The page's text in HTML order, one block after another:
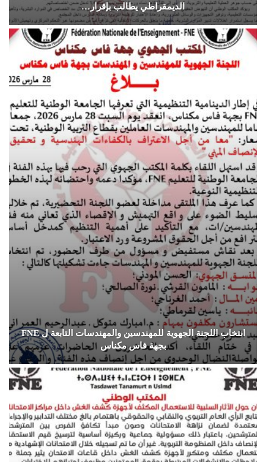
الديمقراطي يطالب بإقرار…
انتخاب اللجنة الجهوية للمهندسين والمهندسات التابعة ل FNE
بجهة فاس مكناس